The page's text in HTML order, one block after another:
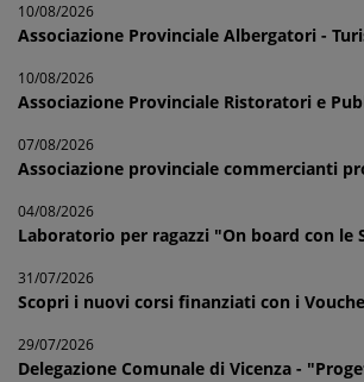
10/08/2026
Associazione Provinciale Albergatori -
10/08/2026
Associazione Provinciale Ristoratori e
07/08/2026
Associazione provinciale commercianti
04/08/2026
Laboratorio per ragazzi "On board con le
31/07/2026
Scopri i nuovi corsi finanziati con i
29/07/2026
Delegazione Comunale di Vicenza -